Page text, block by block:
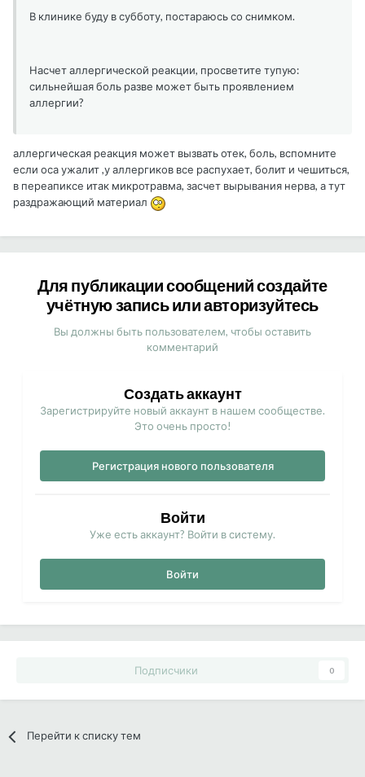
В клинике буду в субботу, постараюсь со снимком.
Насчет аллергической реакции, просветите тупую:
сильнейшая боль разве может быть проявлением
аллергии?
аллергическая реакция может вызвать отек, боль, вспомните
если оса ужалит ,у аллергиков все распухает, болит и чешиться,
в переапиксе итак микротравма, засчет вырывания нерва, а тут
раздражающий материал
Для публикации сообщений создайте
учётную запись или авторизуйтесь
Вы должны быть пользователем, чтобы оставить
комментарий
Создать аккаунт
Зарегистрируйте новый аккаунт в нашем сообществе.
Это очень просто!
Регистрация нового пользователя
Войти
Уже есть аккаунт? Войти в систему.
Войти
Подписчики 0
Перейти к списку тем